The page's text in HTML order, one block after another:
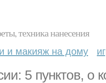
техника нанесения
и макияж на дому
5 пунктов, о